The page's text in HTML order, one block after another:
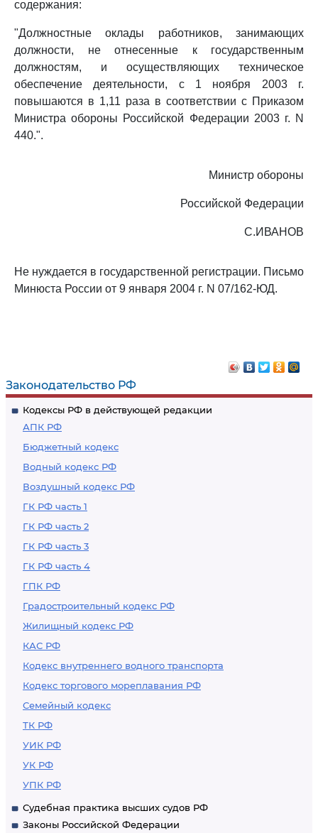
Законодательство РФ
Кодексы РФ в действующей редакции
АПК РФ
Бюджетный кодекс
Водный кодекс РФ
Воздушный кодекс РФ
ГК РФ часть 1
ГК РФ часть 2
ГК РФ часть 3
ГК РФ часть 4
ГПК РФ
Градостроительный кодекс РФ
Жилищный кодекс РФ
КАС РФ
Кодекс внутреннего водного транспорта
Кодекс торгового мореплавания РФ
Семейный кодекс
ТК РФ
УИК РФ
УК РФ
УПК РФ
Судебная практика высших судов РФ
Законы Российской Федерации
содержания:
"Должностные оклады работников, занимающих
должности, не отнесенные к государственным
должностям, и осуществляющих техническое
обеспечение деятельности, с 1 ноября 2003 г.
повышаются в 1,11 раза в соответствии с Приказом
Министра обороны Российской Федерации 2003 г. N
440.".
Министр обороны
Российской Федерации
С.ИВАНОВ
Не нуждается в государственной регистрации. Письмо
Минюста России от 9 января 2004 г. N 07/162-ЮД.